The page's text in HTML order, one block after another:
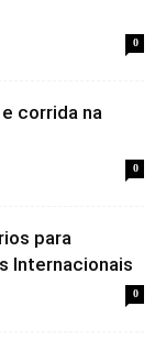
0
corrida na
0
para
Internacionais
0